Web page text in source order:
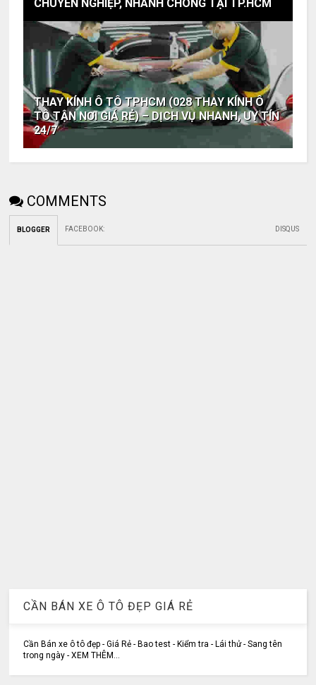
CHUYÊN NGHIỆP, NHANH CHÓNG TẠI TP.HCM
THAY KÍNH Ô TÔ TPHCM (028 THAY KÍNH Ô
TÔ TẬN NƠI GIÁ RẺ) – DỊCH VỤ NHANH, UY TÍN
24/7
COMMENTS
BLOGGER FACEBOOK: DISQUS
CẦN BÁN XE Ô TÔ ĐẸP GIÁ RẺ
Cần Bán xe ô tô đẹp - Giá Rẻ - Bao test - Kiểm tra - Lái thử - Sang tên
trong ngày - XEM THÊM...